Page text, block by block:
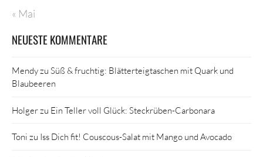
« Mai
NEUESTE KOMMENTARE
Mendyzu Süß & fruchtig: Blätterteigtaschen mit Quark und
Blaubeeren
Holgerzu Ein Teller voll Glück: Steckrüben-Carbonara
Toni zu Iss Dich fit! Couscous-Salat mit Mango und Avocado